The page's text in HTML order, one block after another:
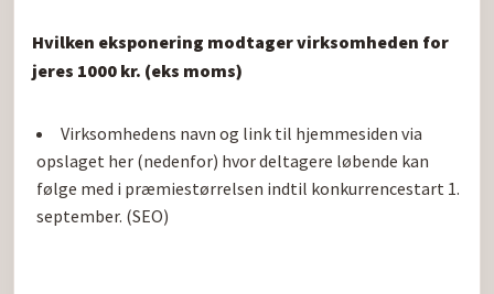
Hvilken eksponering modtager virksomheden for
jeres 1000 kr. (eks moms)
Virksomhedens navn og link til hjemmesiden via
opslaget her (nedenfor) hvor deltagere løbende kan
følge med i præmiestørrelsen indtil konkurrencestart 1.
september. (SEO)